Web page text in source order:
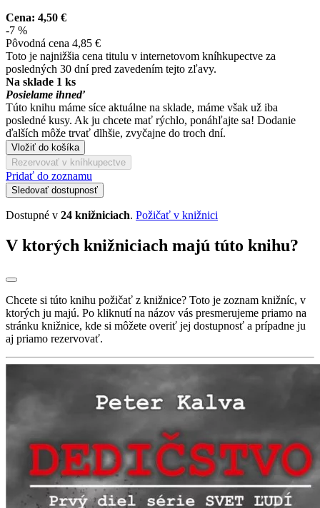
Cena: 4,50 €
-7 %
Pôvodná cena 4,85 €
Toto je najnižšia cena titulu v internetovom kníhkupectve za
posledných 30 dní pred zavedením tejto zľavy.
Na sklade 1 ks
Posielame ihneď
Túto knihu máme síce aktuálne na sklade, máme však už iba
posledné kusy. Ak ju chcete mať rýchlo, ponáhľajte sa! Dodanie
ďalších môže trvať dlhšie, zvyčajne do troch dní.
Vložiť do košíka
Rezervovať v kníhkupectve
Pridať do zoznamu
Sledovať dostupnosť
Dostupné v 24 knižniciach. Požičať v knižnici
V ktorých knižniciach majú túto knihu?
Chcete si túto knihu požičať z knižnice? Toto je zoznam knižníc, v
ktorých ju majú. Po kliknutí na názov vás presmerujeme priamo na
stránku knižnice, kde si môžete overiť jej dostupnosť a prípadne ju
aj priamo rezervovať.